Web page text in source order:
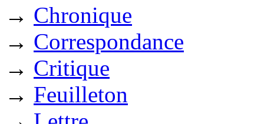
→ Chronique
→ Correspondance
→ Critique
→ Feuilleton